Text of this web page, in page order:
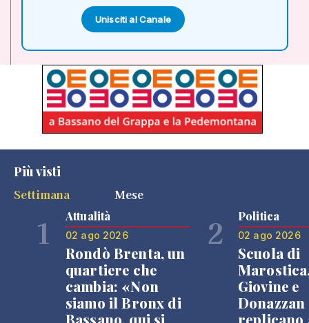
Unisciti al Canale
Più visti
Settimana
Mese
1 Attualità
02 ago 2026
Rondò Brenta, un
quartiere che
cambia: «Non
siamo il Bronx di
Bassano, qui si
2 Politica
02 ago 2026
Scuola di
Giovine e
Donazzan
replicano